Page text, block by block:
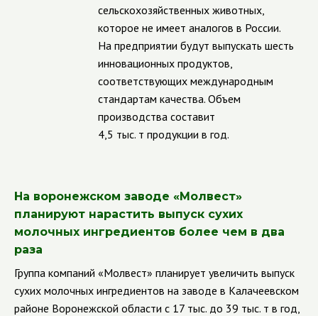
сельскохозяйственных животных,
которое не имеет аналогов в России.
На предприятии будут выпускать шесть
инновационных продуктов,
соответствующих международным
стандартам качества. Объем
производства составит
4,5 тыс. т продукции в год.
На воронежском заводе «Молвест»
планируют нарастить выпуск сухих
молочных ингредиентов более чем в два
раза
Группа компаний «Молвест» планирует увеличить выпуск
сухих молочных ингредиентов на заводе в Калачеевском
районе Воронежской области с 17 тыс. до 39 тыс. т в год,